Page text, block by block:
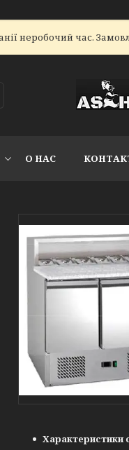
неробочий час.
О НАС
Характеристики